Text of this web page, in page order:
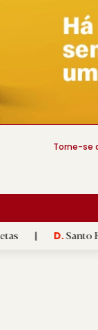
Torne-se
D.Santo Estêvão